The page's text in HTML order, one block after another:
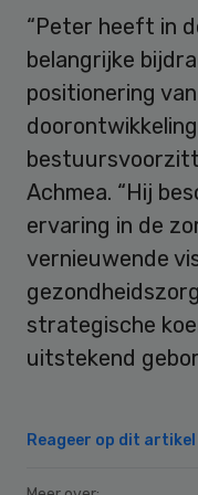
“Peter heeft in
belangrijke
positionering
Achmea. “Hij
ervaring in de
vernieuwende
strategische
uitstekend
Reageer op dit artikel